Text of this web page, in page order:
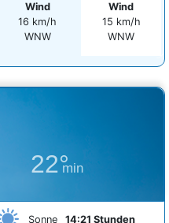
Wind
16 km/h
WNW
Wind
15 km/h
WNW
22°
min
Sonne 14:21 Stunden